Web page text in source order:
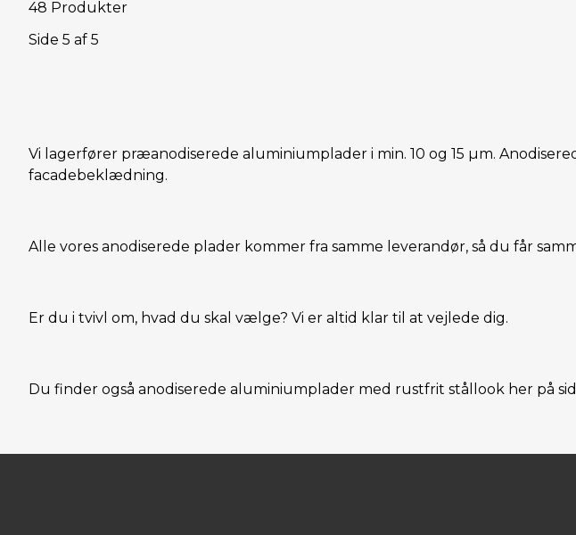
48 Produkter
Side 5 af 5
Vi lagerfører præanodiserede aluminiumplader i min. 10 og 15 µm.
facadebeklædning.
Alle vores anodiserede plader kommer fra samme leverandør, så du får
Er du i tvivl om, hvad du skal vælge? Vi er altid klar til at vejlede dig.
Du finder også anodiserede aluminiumplader med rustfrit stållook her på